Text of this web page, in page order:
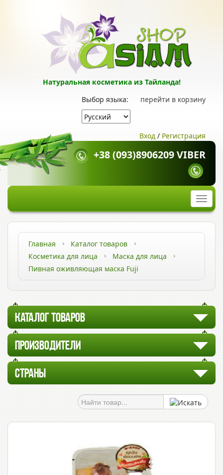
Натуральная косметика из Тайланда!
перейти в корзину
Выбор языка:
Вход / Регистрация
+38 (093)8906209 VIBER
Главная
Каталог товаров
Косметика для лица
Маска для лица
Пивная оживляющая маска Fuji
КАТАЛОГ ТОВАРОВ
ПРОИЗВОДИТЕЛИ
СТРАНЫ